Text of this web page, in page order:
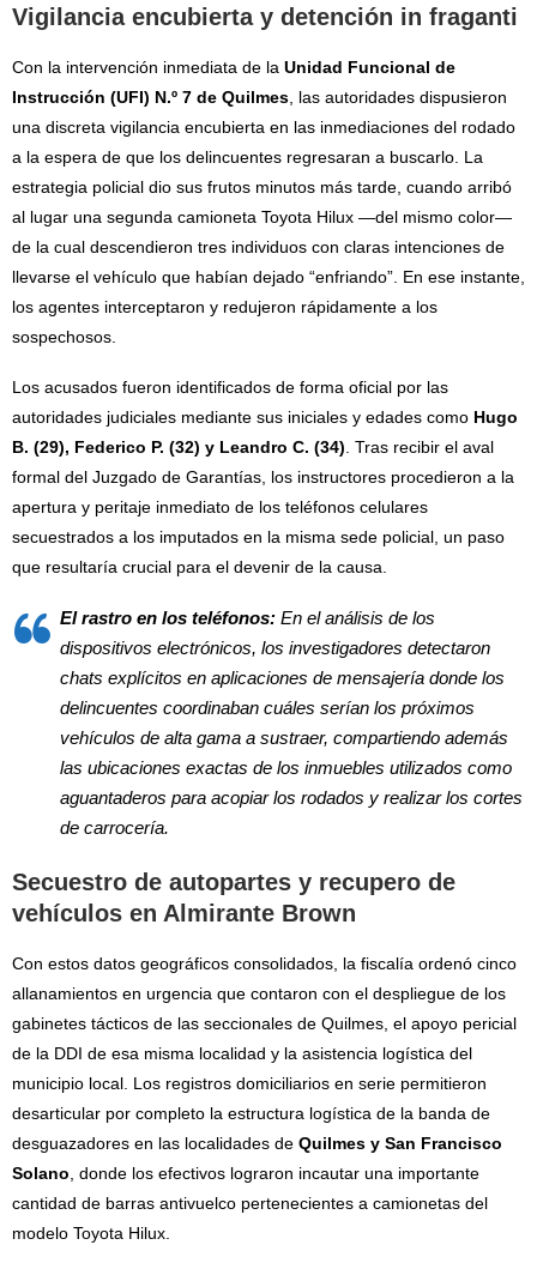
Vigilancia encubierta y detención in fraganti
Con la intervención inmediata de la Unidad Funcional de
Instrucción (UFI) N.º 7 de Quilmes , las autoridades dispusieron
una discreta vigilancia encubierta en las inmediaciones del rodado
a la espera de que los delincuentes regresaran a buscarlo. La
estrategia policial dio sus frutos minutos más tarde, cuando arribó
al lugar una segunda camioneta Toyota Hilux —del mismo color—
de la cual descendieron tres individuos con claras intenciones de
llevarse el vehículo que habían dejado “enfriando”. En ese instante,
los agentes interceptaron y redujeron rápidamente a los
sospechosos.
Los acusados fueron identificados de forma oficial por las
autoridades judiciales mediante sus iniciales y edades como Hugo
B. (29), Federico P. (32) y Leandro C. (34) . Tras recibir el aval
formal del Juzgado de Garantías, los instructores procedieron a la
apertura y peritaje inmediato de los teléfonos celulares
secuestrados a los imputados en la misma sede policial, un paso
que resultaría crucial para el devenir de la causa.
El rastro en los teléfonos: En el análisis de los
dispositivos electrónicos, los investigadores detectaron
chats explícitos en aplicaciones de mensajería donde los
delincuentes coordinaban cuáles serían los próximos
vehículos de alta gama a sustraer, compartiendo además
las ubicaciones exactas de los inmuebles utilizados como
aguantaderos para acopiar los rodados y realizar los cortes
de carrocería.
Secuestro de autopartes y recupero de
vehículos en Almirante Brown
Con estos datos geográficos consolidados, la fiscalía ordenó cinco
allanamientos en urgencia que contaron con el despliegue de los
gabinetes tácticos de las seccionales de Quilmes, el apoyo pericial
de la DDI de esa misma localidad y la asistencia logística del
municipio local. Los registros domiciliarios en serie permitieron
desarticular por completo la estructura logística de la banda de
desguazadores en las localidades de Quilmes y San Francisco
Solano , donde los efectivos lograron incautar una importante
cantidad de barras antivuelco pertenecientes a camionetas del
modelo Toyota Hilux.